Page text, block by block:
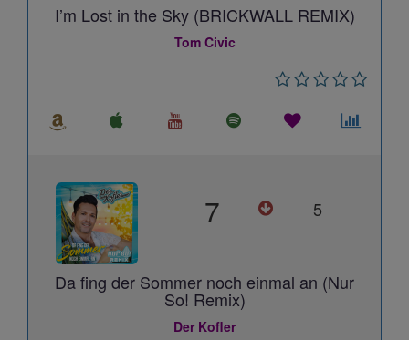
I’m Lost in the Sky (BRICKWALL REMIX)
Tom Civic
7 5
Da fing der Sommer noch einmal an (Nur
So! Remix)
Der Kofler